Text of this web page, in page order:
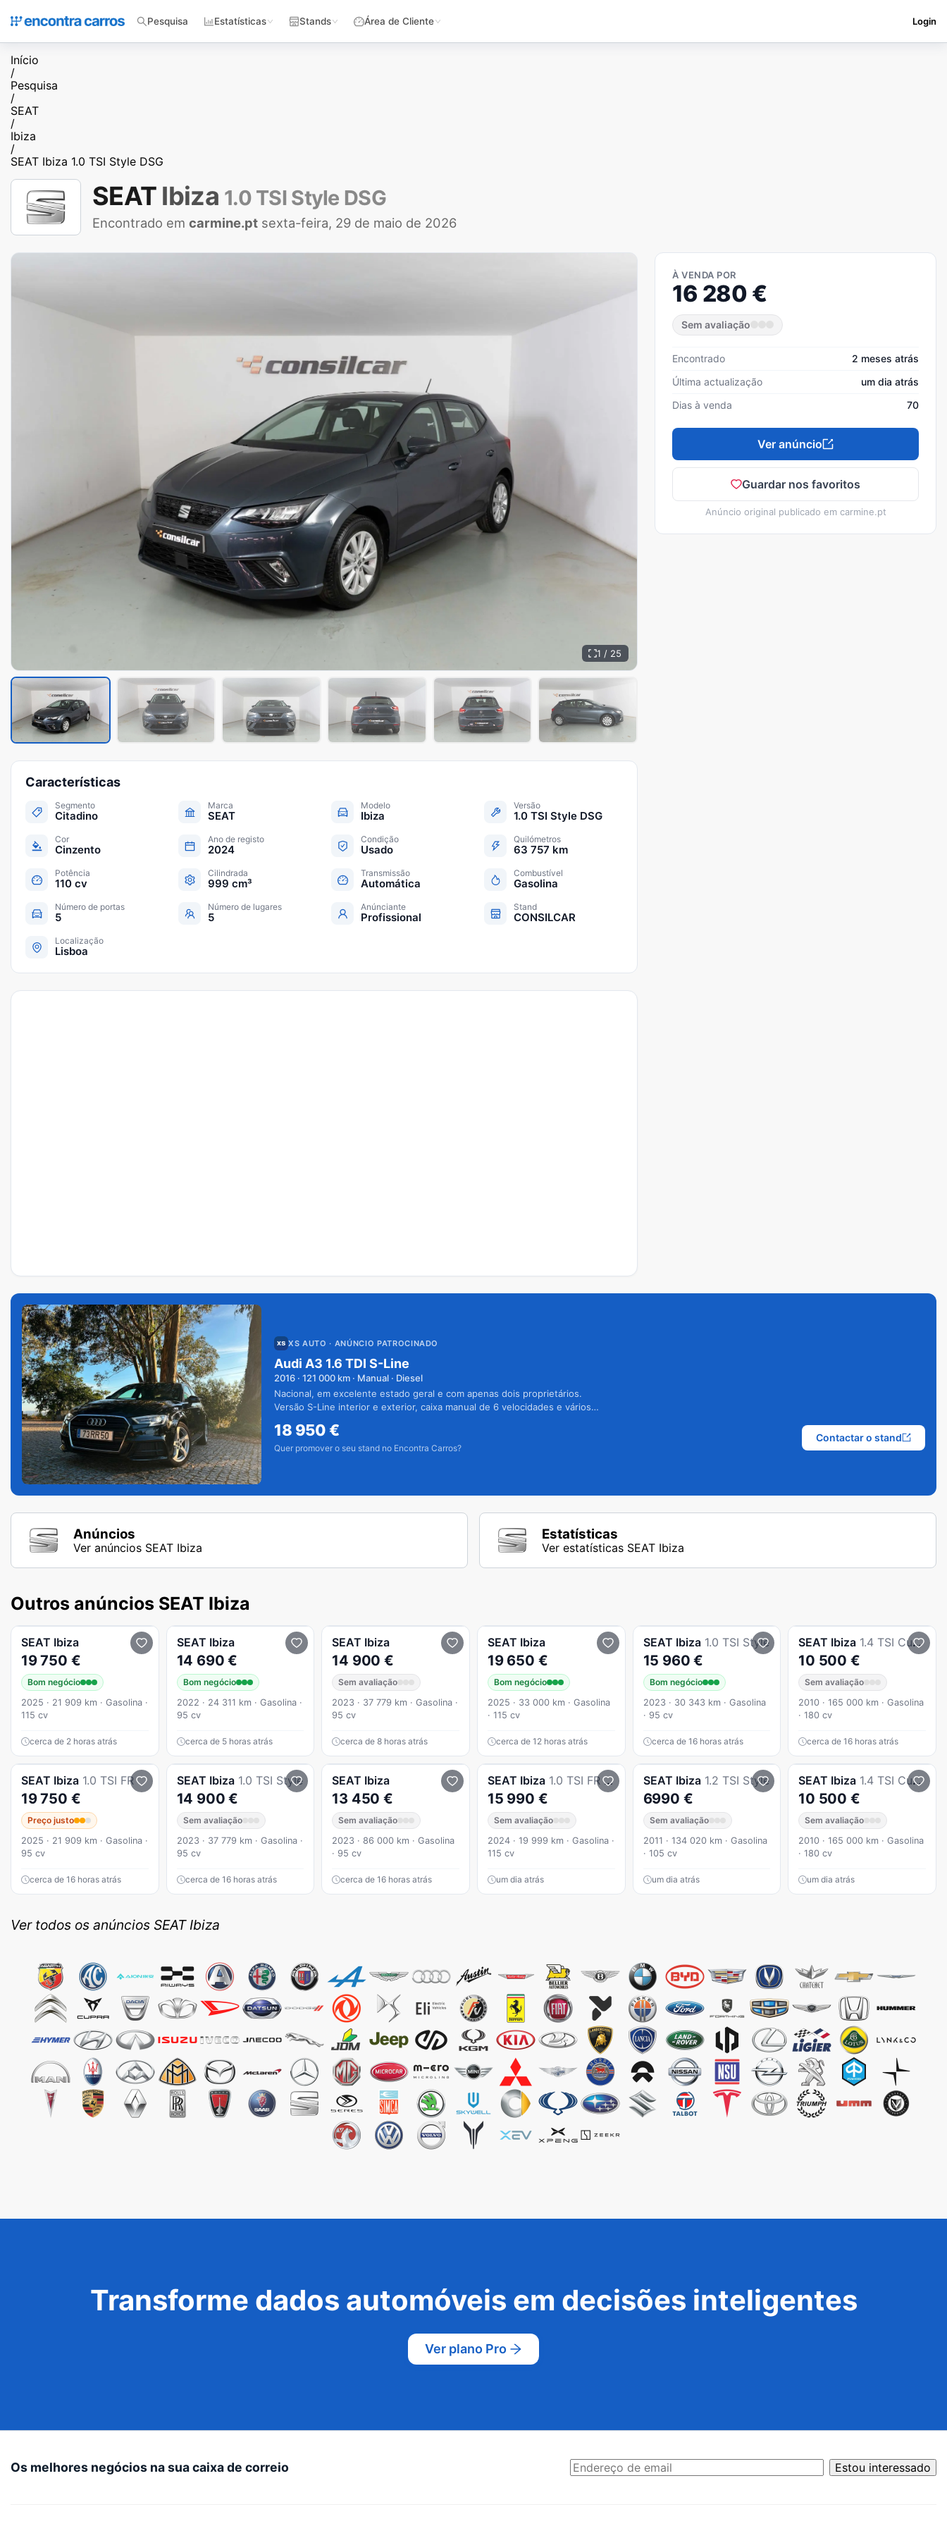
Pesquisa Estatísticas Stands Área de Cliente Login
Início
/
Pesquisa
/
SEAT
/
Ibiza
/
SEAT Ibiza 1.0 TSI Style DSG
SEAT Ibiza 1.0 TSI Style DSG
Encontrado em carmine.pt sexta-feira, 29 de maio de 2026
1 / 25
À VENDA POR
16 280 €
Sem avaliação
Encontrado
2 meses atrás
Última actualização
um dia atrás
Dias à venda
70
Ver anúncio
Guardar nos favoritos
Anúncio original publicado em carmine.pt
Características
Segmento
Citadino
Marca
SEAT
Modelo
Ibiza
Versão
1.0 TSI Style DSG
Cor
Cinzento
Ano de registo
2024
Condição
Usado
Quilómetros
63 757 km
Potência
110 cv
Cilindrada
999 cm³
Transmissão
Automática
Combustível
Gasolina
Número de portas
5
Número de lugares
5
Anúnciante
Profissional
Stand
CONSILCAR
Localização
Lisboa
XS AUTO · ANÚNCIO PATROCINADO
Audi A3 1.6 TDI S-Line
2016 · 121 000 km · Manual · Diesel
Nacional, em excelente estado geral e com apenas dois proprietários.
Versão S-Line interior e exterior, caixa manual de 6 velocidades e vários
18 950€
Quer promover o seu stand no Encontra Carros?
Contactar o stand
Anúncios
Ver anúncios SEAT Ibiza
Estatísticas
Ver estatísticas SEAT Ibiza
Outros anúncios SEAT Ibiza
SEAT Ibiza
19 750 €
Bom negócio
2025 · 21 909 km · Gasolina ·
115 cv
cerca de 2 horas atrás
SEAT Ibiza
14 690 €
Bom negócio
2022 · 24 311 km · Gasolina ·
95 cv
cerca de 5 horas atrás
SEAT Ibiza
14 900 €
Sem avaliação
2023 · 37 779 km · Gasolina ·
95 cv
cerca de 8 horas atrás
SEAT Ibiza
19 650 €
Bom negócio
2025 · 33 000 km · Gasolina
· 115 cv
cerca de 12 horas atrás
SEAT Ibiza 1.0 TSI Style
15 960 €
Bom negócio
2023 · 30 343 km · Gasolina
· 95 cv
cerca de 16 horas atrás
SEAT Ibiza 1.4 TSI Cupra DSG
10 500 €
Sem avaliação
2010 · 165 000 km · Gasolina
· 180 cv
cerca de 16 horas atrás
SEAT Ibiza 1.0 TSI FR
19 750 €
Preço justo
2025 · 21 909 km · Gasolina ·
95 cv
cerca de 16 horas atrás
SEAT Ibiza 1.0 TSI Style
14 900 €
Sem avaliação
2023 · 37 779 km · Gasolina ·
95 cv
cerca de 16 horas atrás
SEAT Ibiza
13 450 €
Sem avaliação
2023 · 86 000 km · Gasolina
· 95 cv
cerca de 16 horas atrás
SEAT Ibiza 1.0 TSI FR 40th Anniversary | 115 CV | 2024
15 990 €
Sem avaliação
2024 · 19 999 km · Gasolina ·
115 cv
um dia atrás
SEAT Ibiza 1.2 TSI Style
6990 €
Sem avaliação
2011 · 134 020 km · Gasolina
· 105 cv
um dia atrás
SEAT Ibiza 1.4 TSI Cupra DSG
10 500 €
Sem avaliação
2010 · 165 000 km · Gasolina
· 180 cv
um dia atrás
Ver todos os anúncios SEAT Ibiza
Transforme dados automóveis em decisões inteligentes
Ver plano Pro
Os melhores negócios na sua caixa de correio Estou interessado